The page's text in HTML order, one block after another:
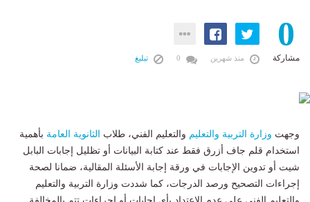
0
مشاركة منذ شهرين تبليغ
وجهت وزارة التربية والتعليم والتعليم الفني، طلاب الثانوية العامة بأهمية
استخدام قلم جاف أزرق فقط عند كتابة البيانات أو تظليل إجابات البابل
شيت أو تدوين الإجابات في ورقة إجابة الأسئلة المقالية، ضمانا لصحة
إجراءات التصحيح ورصد الدرجات، كما شددت وزارة التربية والتعليم